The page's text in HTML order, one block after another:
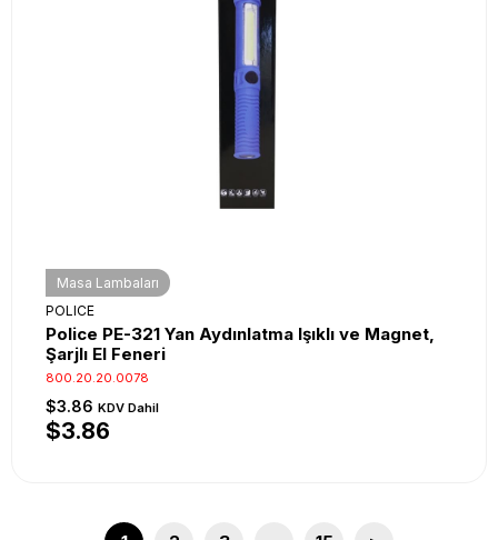
Masa Lambaları
POLICE
Police PE-321 Yan Aydınlatma Işıklı ve Magnet,
Şarjlı El Feneri
800.20.20.0078
$3.86 KDV Dahil
$3.86